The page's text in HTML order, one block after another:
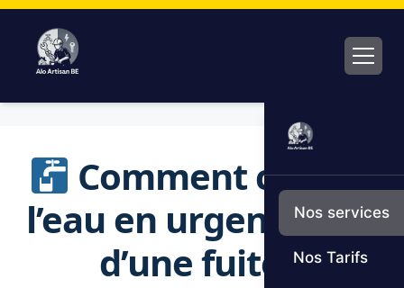
Aller
contenu
Nos services
Nos Tarifs
Comment couper
l’eau en urgence lors
d’une fuite ?